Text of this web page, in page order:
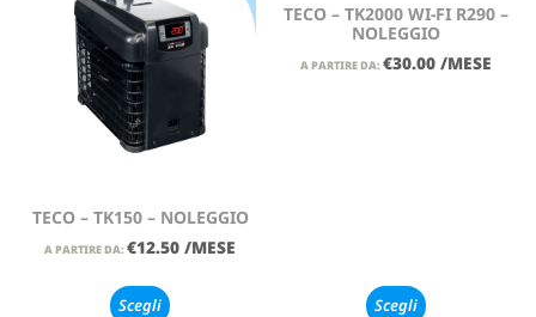
TECO – TK150 – NOLEGGIO
A PARTIRE DA: €12.50 /MESE
Scegli
TECO – TK2000 WI-FI R290 –
NOLEGGIO
A PARTIRE DA: €30.00 /MESE
Scegli